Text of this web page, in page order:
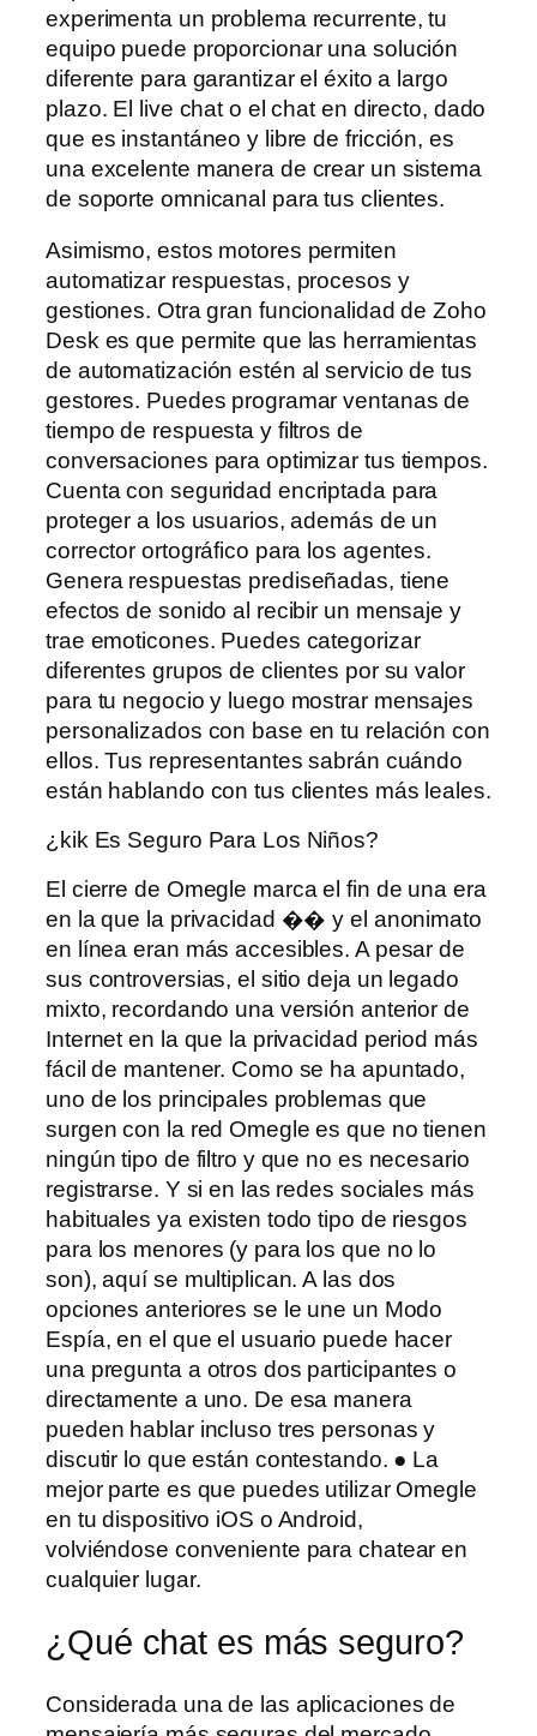
experimenta un problema recurrente, tu
equipo puede proporcionar una solución
diferente para garantizar el éxito a largo
plazo. El live chat o el chat en directo, dado
que es instantáneo y libre de fricción, es
una excelente manera de crear un sistema
de soporte omnicanal para tus clientes.
Asimismo, estos motores permiten
automatizar respuestas, procesos y
gestiones. Otra gran funcionalidad de Zoho
Desk es que permite que las herramientas
de automatización estén al servicio de tus
gestores. Puedes programar ventanas de
tiempo de respuesta y filtros de
conversaciones para optimizar tus tiempos.
Cuenta con seguridad encriptada para
proteger a los usuarios, además de un
corrector ortográfico para los agentes.
Genera respuestas prediseñadas, tiene
efectos de sonido al recibir un mensaje y
trae emoticones. Puedes categorizar
diferentes grupos de clientes por su valor
para tu negocio y luego mostrar mensajes
personalizados con base ​​en tu relación con
ellos. Tus representantes sabrán cuándo
están hablando con tus clientes más leales.
¿kik Es Seguro Para Los Niños?
El cierre de Omegle marca el fin de una era
en la que la privacidad �� y el anonimato
en línea eran más accesibles. A pesar de
sus controversias, el sitio deja un legado
mixto, recordando una versión anterior de
Internet en la que la privacidad period más
fácil de mantener. Como se ha apuntado,
uno de los principales problemas que
surgen con la red Omegle es que no tienen
ningún tipo de filtro y que no es necesario
registrarse. Y si en las redes sociales más
habituales ya existen todo tipo de riesgos
para los menores (y para los que no lo
son), aquí se multiplican. A las dos
opciones anteriores se le une un Modo
Espía, en el que el usuario puede hacer
una pregunta a otros dos participantes o
directamente a uno. De esa manera
pueden hablar incluso tres personas y
discutir lo que están contestando. ● La
mejor parte es que puedes utilizar Omegle
en tu dispositivo iOS o Android,
volviéndose conveniente para chatear en
cualquier lugar.
¿Qué chat es más seguro?
Considerada una de las aplicaciones de